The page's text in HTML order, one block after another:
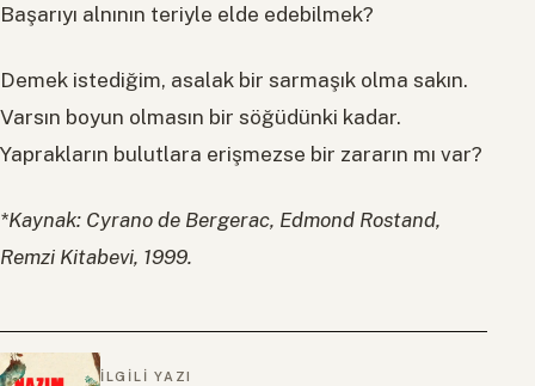
Başarıyı alnının teriyle elde edebilmek?
Demek istediğim, asalak bir sarmaşık olma sakın.
Varsın boyun olmasın bir söğüdünki kadar.
Yaprakların bulutlara erişmezse bir zararın mı var?
*Kaynak: Cyrano de Bergerac, Edmond Rostand,
Remzi Kitabevi, 1999.
İLGILI YAZI